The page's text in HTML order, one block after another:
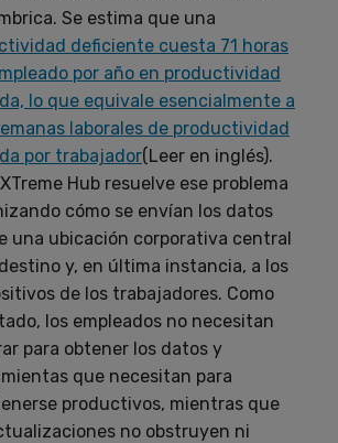
Se estima que una
deficiente cuesta 71 horas
por año en productividad
lo que equivale esencialmente a
laborales de productividad
por trabajador(Leer en inglés).
Hub resuelve ese problema
cómo se envían los datos
una ubicación corporativa central
y, en última instancia, a los
de los trabajadores. Como
los empleados no necesitan
para obtener los datos y
que necesitan para
productivos, mientras que
no obstruyen ni